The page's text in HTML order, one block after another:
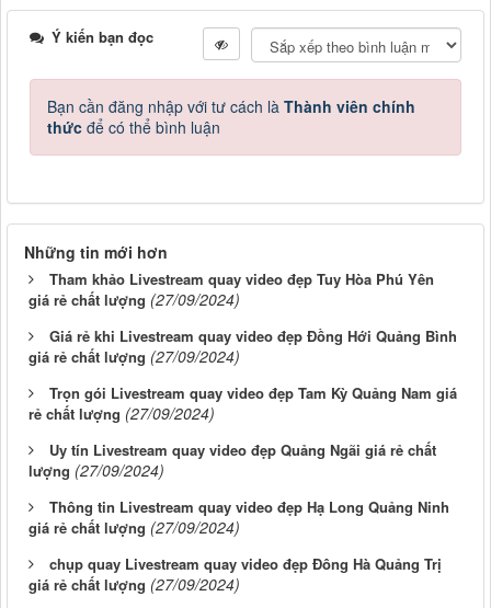
Ý kiến bạn đọc
Bạn cần đăng nhập với tư cách là Thành viên chính
thức để có thể bình luận
Những tin mới hơn
Tham khảo Livestream quay video đẹp Tuy Hòa Phú Yên
giá rẻ chất lượng (27/09/2024)
Giá rẻ khi Livestream quay video đẹp Đồng Hới Quảng Bình
giá rẻ chất lượng (27/09/2024)
Trọn gói Livestream quay video đẹp Tam Kỳ Quảng Nam giá
rẻ chất lượng (27/09/2024)
Uy tín Livestream quay video đẹp Quảng Ngãi giá rẻ chất
lượng (27/09/2024)
Thông tin Livestream quay video đẹp Hạ Long Quảng Ninh
giá rẻ chất lượng (27/09/2024)
chụp quay Livestream quay video đẹp Đông Hà Quảng Trị
giá rẻ chất lượng (27/09/2024)